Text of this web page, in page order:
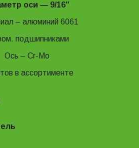
оси ― 9/16″
– алюминий 6061
подшипниками
Ось – Cr-Mo
в ассортименте